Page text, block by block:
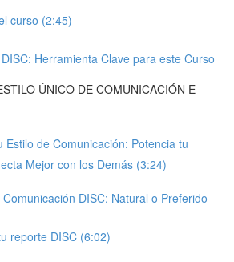
curso (2:45)
Herramienta Clave para este Curso
ÚNICO DE COMUNICACIÓN E
Estilo de Comunicación: Potencia tu
Mejor con los Demás (3:24)
DISC: Natural o Preferido
reporte DISC (6:02)